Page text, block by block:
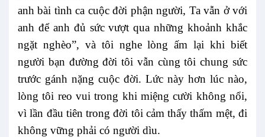
anh bài tình ca cuộc đời phận người, Ta vẫn ở với
anh để anh đủ sức vượt qua những khoảnh khắc
ngặt nghèo”, và tôi nghe lòng ấm lại khi biết
người bạn đường đời tôi vẫn cùng tôi chung sức
trước gánh nặng cuộc đời. Lức này hơn lúc nào,
lòng tôi reo vui trong khi miệng cười không nổi,
vì lần đầu tiên trong đời tôi cảm thấy thấm mệt, đi
không vững phải có người dìu.